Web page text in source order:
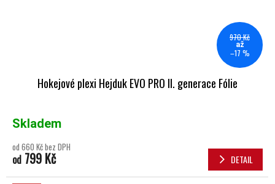
970 Kč
až
–17 %
Hokejové plexi Hejduk EVO PRO II. generace Fólie
Skladem
od 660 Kč bez DPH
od 799 Kč DETAIL